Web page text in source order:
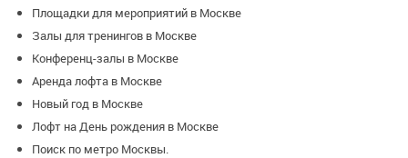
Площадки для мероприятий в Москве
Залы для тренингов в Москве
Конференц-залы в Москве
Аренда лофта в Москве
Новый год в Москве
Лофт на День рождения в Москве
Поиск по метро Москвы.